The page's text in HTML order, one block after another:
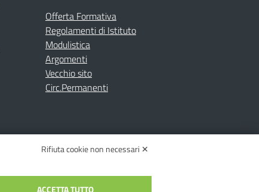
Offerta Formativa
Regolamenti di Istituto
Modulistica
Argomenti
Vecchio sito
Circ.Permanenti
Rifiuta cookie non necessari ✕
ACCETTA TUTTO